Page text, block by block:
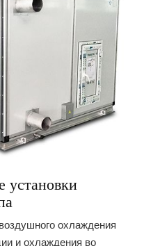
установки
охлаждения
и охлаждения во